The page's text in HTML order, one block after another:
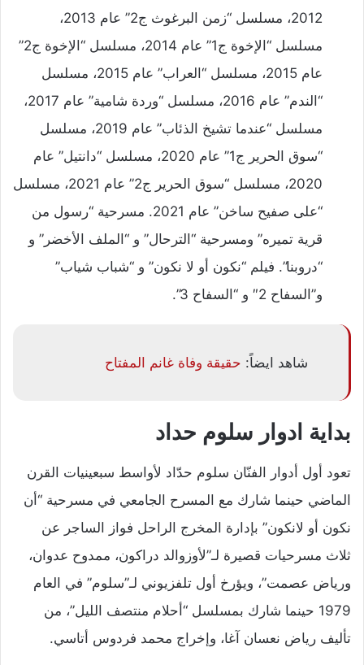
2012، مسلسل “زمن البرغوث ج2” عام 2013،
مسلسل “الإخوة ج1” عام 2014، مسلسل “الإخوة ج2”
عام 2015، مسلسل “العراب” عام 2015، مسلسل
“الندم” عام 2016، مسلسل “وردة شامية” عام 2017،
مسلسل “عندما تشيخ الذئاب” عام 2019، مسلسل
“سوق الحرير ج1” عام 2020، مسلسل “دانتيل” عام
2020، مسلسل “سوق الحرير ج2” عام 2021، مسلسل
“على صفيح ساخن” عام 2021. مسرحية “رسول من
قرية تميره” ومسرحية “الترحال” و “الملف الأخضر” و
“دروبنا”. فيلم “نكون أو لا نكون” و “شباب شياب”
و”السفاح 2″ و “السفاح 3”.
شاهد ايضاً: حقيقة وفاة غانم المفتاح
بداية ادوار سلوم حداد
تعود أول أدوار الفنّان سلوم حدّاد لأواسط سبعينيات القرن
الماضي حينما شارك مع المسرح الجامعي في مسرحية “أن
نكون أو لانكون” بإدارة المخرج الراحل فواز الساجر عن
ثلاث مسرحيات قصيرة لـ”لأوزوالد دراكون، ممدوح عدوان،
ورياض عصمت”، ويؤرخ أول تلفزيوني لـ”سلوم” في العام
1979 حينما شارك بمسلسل “أحلام منتصف الليل”، من
تأليف رياض نعسان آغا، وإخراج محمد فردوس أتاسي.